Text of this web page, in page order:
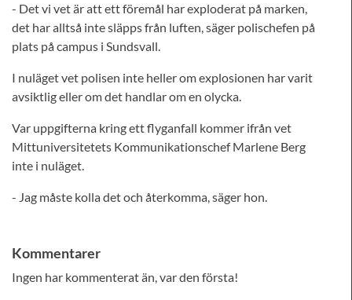
- Det vi vet är att ett föremål har exploderat på marken,
det har alltså inte släpps från luften, säger polischefen på
plats på campus i Sundsvall.
I nuläget vet polisen inte heller om explosionen har varit
avsiktlig eller om det handlar om en olycka.
Var uppgifterna kring ett flyganfall kommer ifrån vet
Mittuniversitetets Kommunikationschef Marlene Berg
inte i nuläget.
- Jag måste kolla det och återkomma, säger hon.
Kommentarer
Ingen har kommenterat än, var den första!